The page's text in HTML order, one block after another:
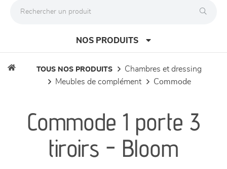
NOS PRODUITS
séjours
meubles de complément
TOUS NOS PRODUITS
chambres et dressing
meubles de complément
commode
Commode 1 porte 3
tiroirs - Bloom